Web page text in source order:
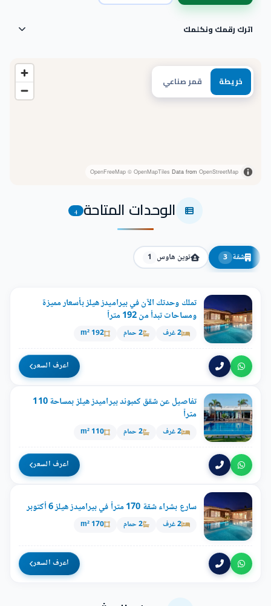
خريطة قمر صناعي
OpenFreeMap © OpenMapTiles Data from OpenStreetMap
اترك رقمك ونكلمك
الوحدات المتاحة 4
شقة 3 توين هاوس 1
تملك وحدتك الآن في بيراميدز هيلز بأسعار مميزة
ومساحات تبدأ من 192 متراً
2 غرف 2 حمام 192 m²
اعرف السعر
تفاصيل عن شقق كمبوند بيراميدز هيلز بمساحة 110
متراً
2 غرف 2 حمام 110 m²
اعرف السعر
سارع بشراء شقة 170 متراً في بيراميدز هيلز 6 أكتوبر
2 غرف 2 حمام 170 m²
اعرف السعر